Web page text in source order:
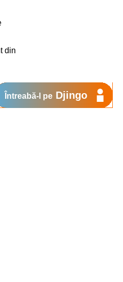
din
Întreabă-l pe Djingo